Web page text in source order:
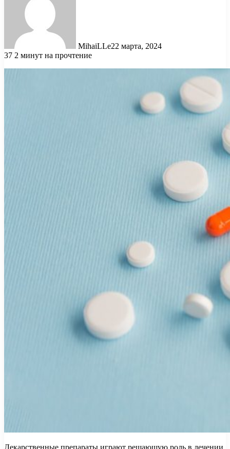
MihaiLLe22 марта, 2024
37 2 минут на прочтение
Лекарственные препараты играют решающую роль в лечении